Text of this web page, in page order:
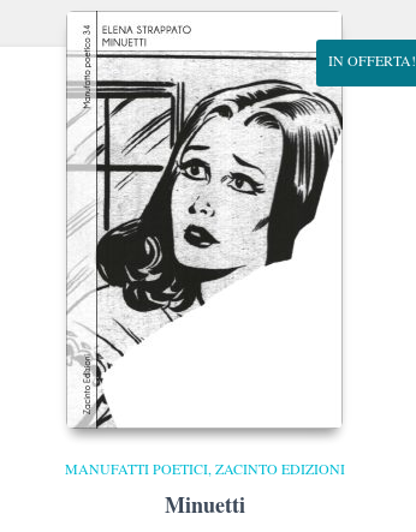
IN OFFERTA!
MANUFATTI POETICI ZACINTO EDIZIONI
Minuetti